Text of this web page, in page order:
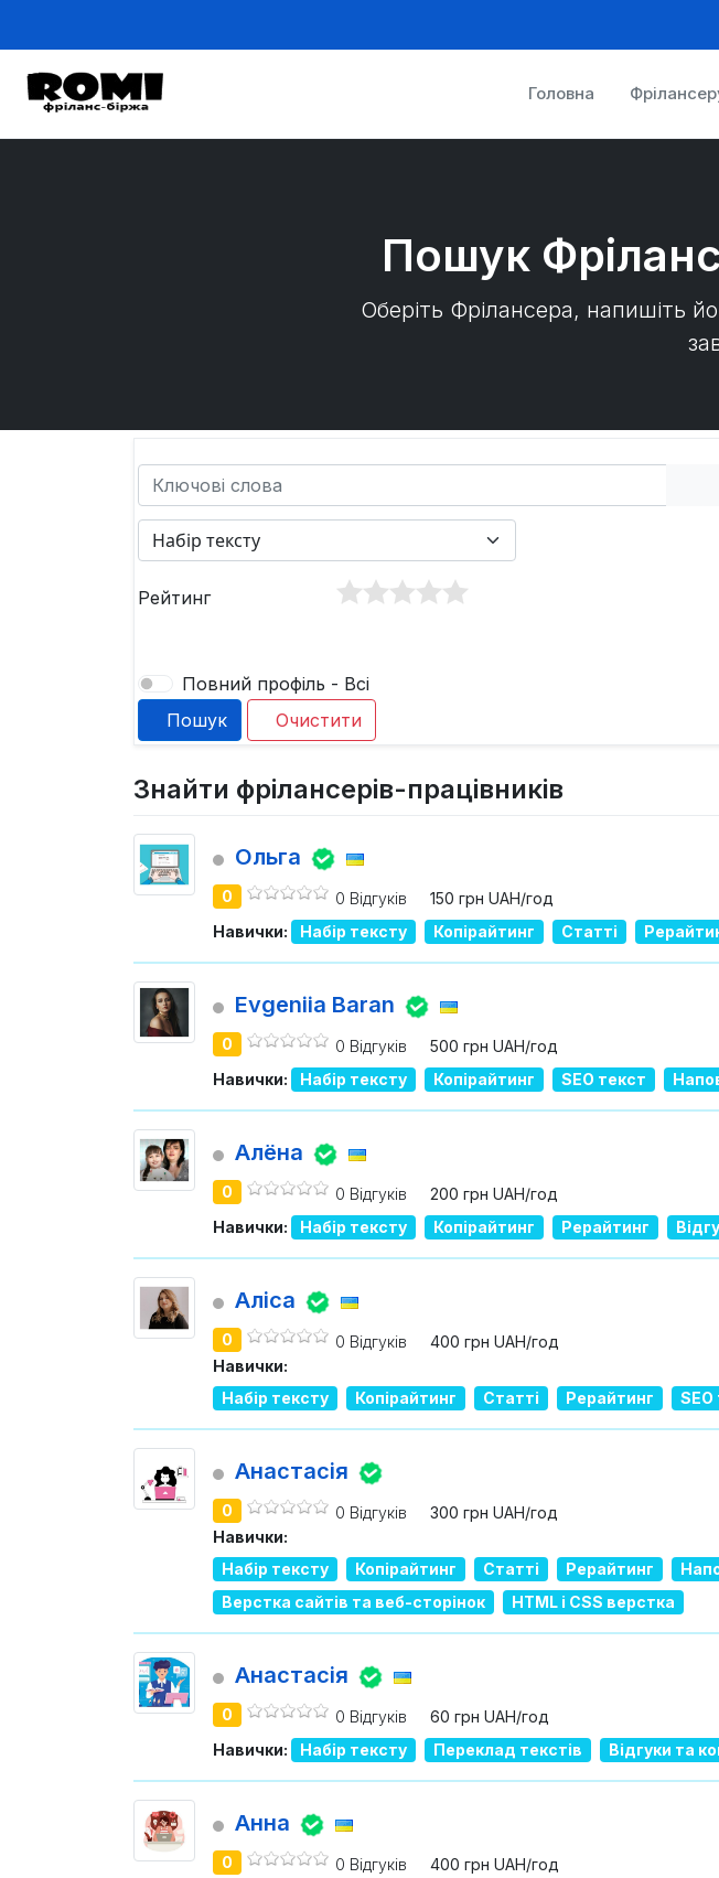
Головна
Пошук
Оберіть Фрілансера, напишіть
Рейтинг
Повний профіль - Всі
Пошук
Очистити
Знайти фрілансерів-працівників
Ольга
0 0 Відгуків
150 грн UAH/год
Навички:
Набір тексту Копірайтинг Статті
Evgeniia Baran
0 0 Відгуків
500 грн UAH/год
Навички:
Набір тексту Копірайтинг SEO текст
Алёна
0 0 Відгуків
200 грн UAH/год
Навички:
Набір тексту Копірайтинг Рерайтинг
Аліса
0 0 Відгуків
400 грн UAH/год
Навички:
Набір тексту
Копірайтинг Статті Рерайтинг SEO
Анастасія
0 0 Відгуків
300 грн UAH/год
Навички:
Набір тексту
Копірайтинг Статті Рерайтинг
Верстка сайтів та веб-сторінок
HTML і CSS верстка
Анастасія
0 0 Відгуків
60 грн UAH/год
Навички:
Набір тексту Переклад текстів Відгуки та
Анна
0 0 Відгуків
400 грн UAH/год